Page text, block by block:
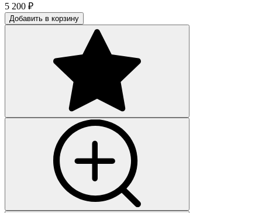
5 200 ₽
Добавить в корзину